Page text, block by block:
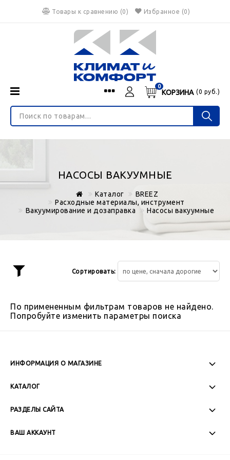
Товары к сравнению (0) Избранное (0)
Menu
Войти
€ $ руб.
КОРЗИНА
0
(0 руб.)
О нас
НЕ ЯВЛЯЕТСЯ ПУБЛИЧНОЙ ОФЕРТОЙ
Доставка и оплата
Блог
Контакты
НАСОСЫ ВАКУУМНЫЕ
Каталог
BREEZ
Расходные материалы, инструмент
Вакуумирование и дозаправка
Насосы вакуумные
Сортировать:
По примененным фильтрам товаров не найдено.
Попробуйте изменить параметры поиска
ИНФОРМАЦИЯ О МАГАЗИНЕ
Сб-Вс: Выходной
КАТАЛОГ
РАЗДЕЛЫ САЙТА
ВАШ АККАУНТ